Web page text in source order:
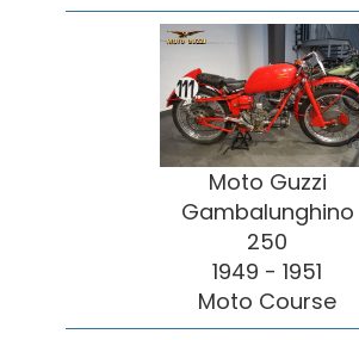
Moto Guzzi
Gambalunghino
250
1949 - 1951
Moto Course